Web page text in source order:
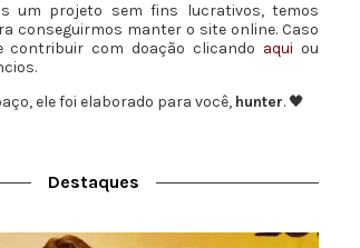
um projeto sem fins lucrativos, temos
conseguirmos manter o site online. Caso
contribuir com doação clicando aqui ou
ele foi elaborado para você, hunter. 🖤
Destaques